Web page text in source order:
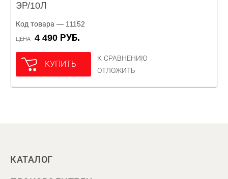
ЭР/10Л
Код товара — 11152
ЦЕНА 4 490 РУБ.
КУПИТЬ
К СРАВНЕНИЮ
ОТЛОЖИТЬ
КАТАЛОГ